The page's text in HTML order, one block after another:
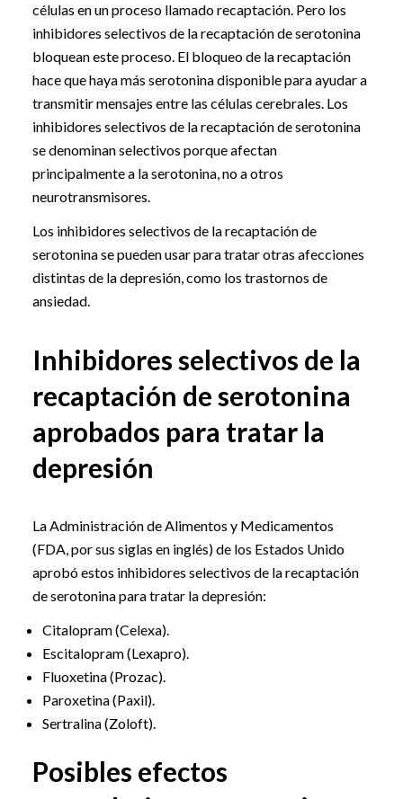
células en un proceso llamado recaptación. Pero los
inhibidores selectivos de la recaptación de serotonina
bloquean este proceso. El bloqueo de la recaptación
hace que haya más serotonina disponible para ayudar a
transmitir mensajes entre las células cerebrales. Los
inhibidores selectivos de la recaptación de serotonina
se denominan selectivos porque afectan
principalmente a la serotonina, no a otros
neurotransmisores.
Los inhibidores selectivos de la recaptación de
serotonina se pueden usar para tratar otras afecciones
distintas de la depresión, como los trastornos de
ansiedad.
Inhibidores selectivos de la
recaptación de serotonina
aprobados para tratar la
depresión
La Administración de Alimentos y Medicamentos
(FDA, por sus siglas en inglés) de los Estados Unido
aprobó estos inhibidores selectivos de la recaptación
de serotonina para tratar la depresión:
Citalopram (Celexa).
Escitalopram (Lexapro).
Fluoxetina (Prozac).
Paroxetina (Paxil).
Sertralina (Zoloft).
Posibles efectos